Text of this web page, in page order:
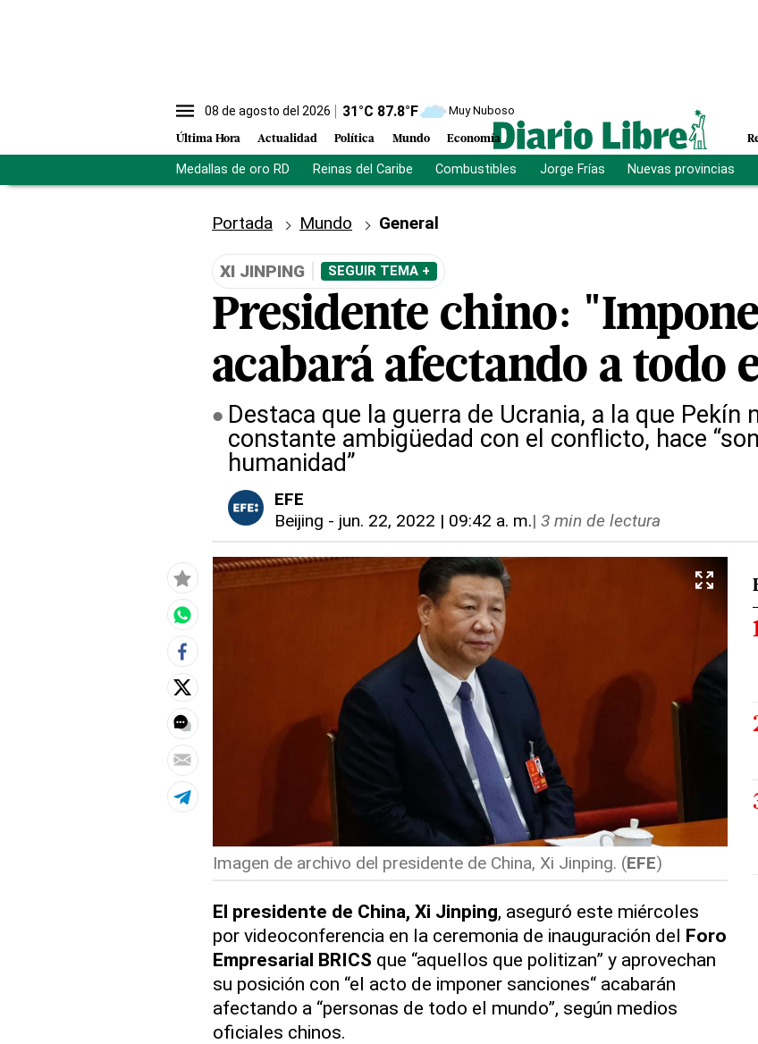
08 de agosto del 2026 31°C 87.8°F Muy Nuboso
Última Hora Actualidad Política Mundo Economía
Medallas de oro RD Reinas del Caribe Combustibles Jorge Frías Nuevas provincias
Portada Mundo General
XI JINPING SEGUIR TEMA +
Presidente chino:
acabará afectando a todo
Destaca que la guerra de Ucrania, a la que
constante ambigüedad con el conflicto, hace
humanidad”
EFE
Beijing - jun. 22, 2022 | 09:42 a. m.| 3 min de lectura
Imagen de archivo del presidente de China, Xi Jinping. (EFE)
El presidente de China, Xi Jinping, aseguró este miércoles
por videoconferencia en la ceremonia de inauguración del Foro
Empresarial BRICS que “aquellos que politizan” y aprovechan
su posición con “el acto de imponer sanciones“ acabarán
afectando a “personas de todo el mundo”, según medios
oficiales chinos.